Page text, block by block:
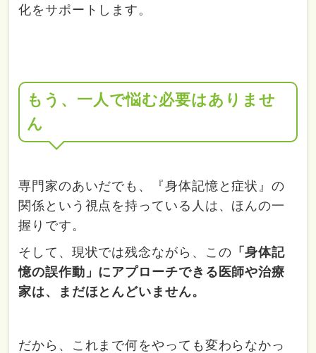
化をサポートします。
もう、一人で悩む必要はありませ
ん
専門家のあいだでも、『身体記憶と症状』の
関係という視点を持っている人は、ほんの一
握りです。
そして、現状では残念ながら、この 「身体記
憶の誤作動」にアプローチできる医師や治療
家は、まだほとんどいません。
だから、これまで何をやっても変わらなかっ